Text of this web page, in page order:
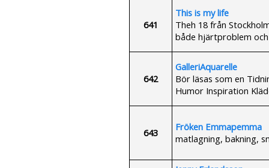
641
This is my life
Theh 18 från
både hjärtproblem
642
GalleriAquarelle
Bör läsas som en
Humor Inspiration
643
Fröken Emmapemma
matlagning, bakning,